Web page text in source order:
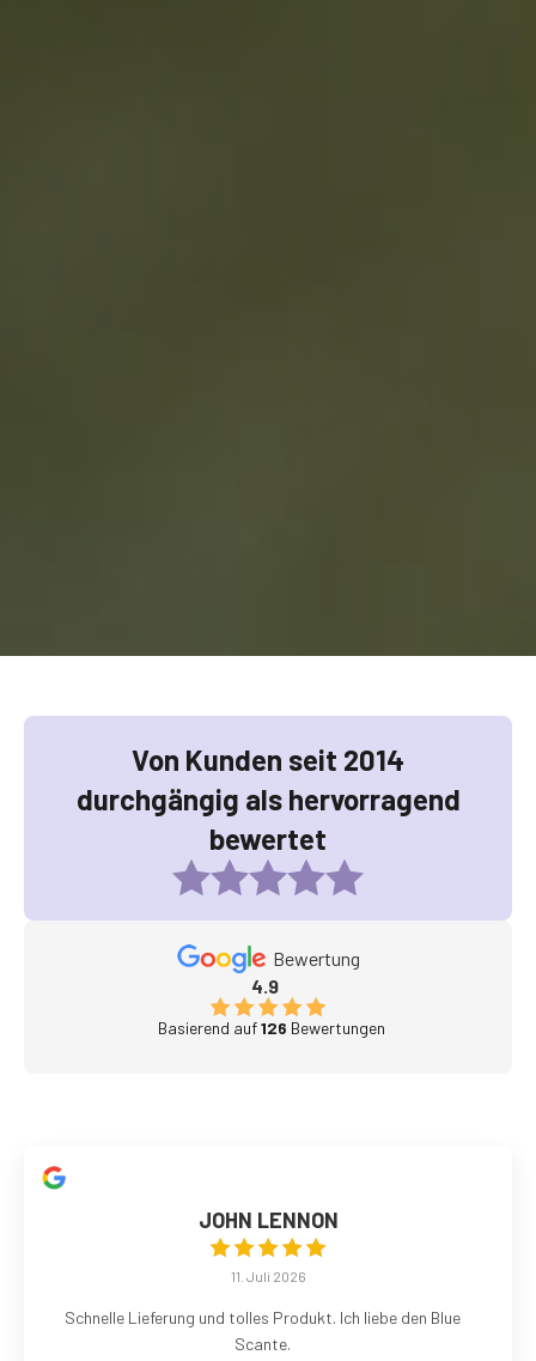
Von Kunden seit 2014
durchgängig als hervorragend
bewertet
Bewertung
4.9
Basierend auf126 Bewertungen
JOHN LENNON
11. Juli 2026
Schnelle Lieferung und tolles Produkt. Ich liebe den Blue
Scante.